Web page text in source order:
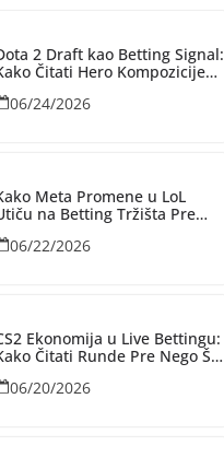
2 Draft kao Betting Signal:
Čitati Hero Kompozicije
Pre Nego Bukmejkeri Reaguju
06/24/2026
Meta Promene u LoL
na Betting Tržišta Pre
Nego Bukmejkeri Reaguju
06/22/2026
Ekonomija u Live Bettingu:
Čitati Rundе Pre Nego Što
Bukmejkeri Reaguju
06/20/2026